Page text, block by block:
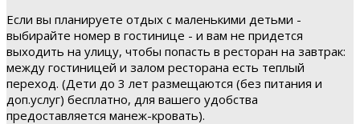
Если вы планируете отдых с маленькими детьми -
выбирайте номер в гостинице - и вам не придется
выходить на улицу, чтобы попасть в ресторан на завтрак:
между гостиницей и залом ресторана есть теплый
переход. (Дети до 3 лет размещаются (без питания и
доп.услуг) бесплатно, для вашего удобства
предоставляется манеж-кровать).